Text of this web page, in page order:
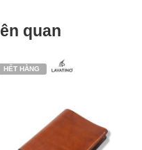
quan
HẾT HÀNG